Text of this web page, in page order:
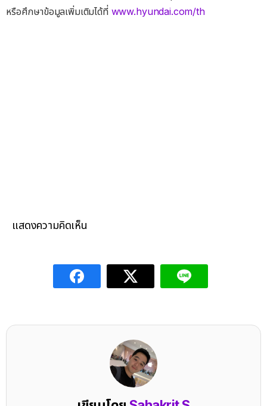
หรือศึกษาข้อมูลเพิ่มเติมได้ที่ www.hyundai.com/th
แสดงความคิดเห็น